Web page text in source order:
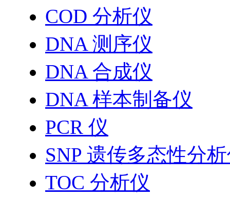
COD 分析仪
DNA 测序仪
DNA 合成仪
DNA 样本制备仪
PCR 仪
SNP 遗传多态性分
TOC 分析仪